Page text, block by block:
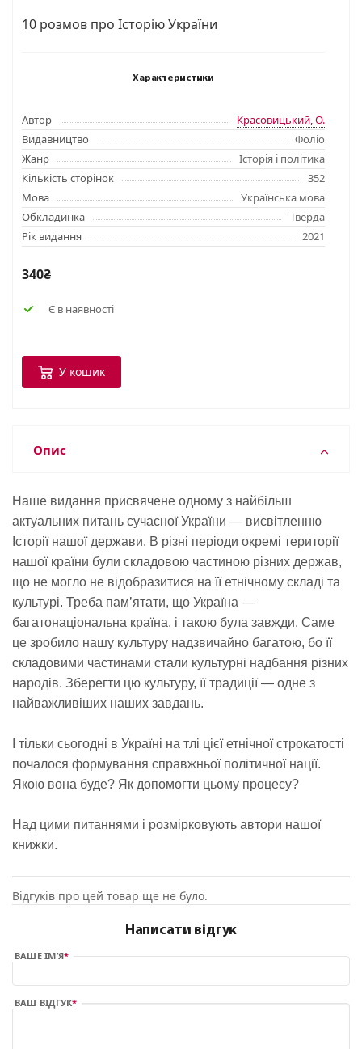
10 розмов про Історію України
Характеристики
Автор
Красовицький, О.
Видавництво
Фоліо
Жанр
Історія і політика
Кількість сторінок
352
Мова
Українська мова
Обкладинка
Тверда
Рік видання
2021
340₴
Є в наявності
У кошик
Опис
Наше видання присвячене одному з найбільш
актуальних питань сучасної України — висвітленню
Історії нашої держави. В різні періоди окремі території
нашої країни були складовою частиною різних держав,
що не могло не відобразитися на її етнічному складі та
культурі. Треба пам’ятати, що Україна —
багатонаціональна країна, і такою була завжди. Саме
це зробило нашу культуру надзвичайно багатою, бо її
складовими частинами стали культурні надбання різних
народів. Зберегти цю культуру, її традиції — одне з
найважливіших наших завдань.
І тільки сьогодні в Україні на тлі цієї етнічної строкатості
почалося формування справжньої політичної нації.
Якою вона буде? Як допомогти цьому процесу?
Над цими питаннями і розмірковують автори нашої
книжки.
Відгуків про цей товар ще не було.
Написати відгук
ВАШЕ ІМ’Я
ВАШ ВІДГУК